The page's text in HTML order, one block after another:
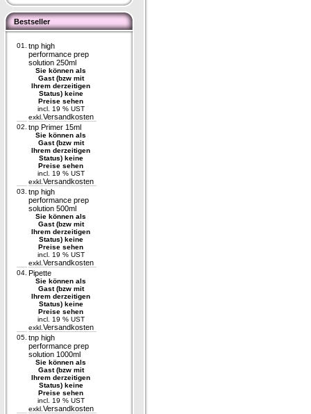
Bestseller
01.
tnp high
performance prep
solution 250ml
Sie können als
Gast (bzw mit
Ihrem derzeitigen
Status) keine
Preise sehen
incl. 19 % UST
exkl. Versandkosten
02. tnp Primer 15ml
Sie können als
Gast (bzw mit
Ihrem derzeitigen
Status) keine
Preise sehen
incl. 19 % UST
exkl. Versandkosten
03. tnp high
performance prep
solution 500ml
Sie können als
Gast (bzw mit
Ihrem derzeitigen
Status) keine
Preise sehen
incl. 19 % UST
exkl. Versandkosten
04. Pipette
Sie können als
Gast (bzw mit
Ihrem derzeitigen
Status) keine
Preise sehen
incl. 19 % UST
exkl. Versandkosten
05. tnp high
performance prep
solution 1000ml
Sie können als
Gast (bzw mit
Ihrem derzeitigen
Status) keine
Preise sehen
incl. 19 % UST
exkl. Versandkosten